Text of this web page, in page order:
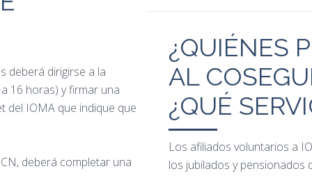
deberá dirigirse a la
16 horas) y firmar una
del IOMA que indique que
deberá completar una
¿QUIÉNES
AL
¿QUÉ
Los afiliados voluntarios a
los jubilados y pensionados